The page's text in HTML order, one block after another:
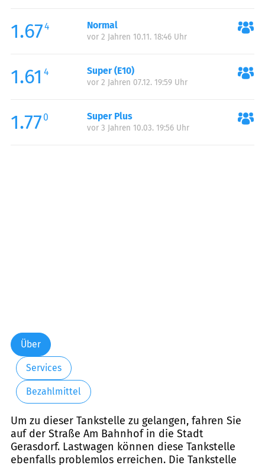
Mittwoch:
13:00-16:00
Donnerstag:
Freitag:
07:30-12:00
1.674 Normal
vor 2 Jahren 10.11. 18:46 Uhr
1.61 4 Super (E10)
vor 2 Jahren 07.12. 19:59 Uhr
1.770 Super Plus
vor 3 Jahren 10.03. 19:56 Uhr
Über
Services
Bezahlmittel
Um zu dieser Tankstelle zu gelangen, fahren Sie
auf der Straße Am Bahnhof in die Stadt
Gerasdorf. Lastwagen können diese Tankstelle
ebenfalls problemlos erreichen. Die Tankstelle